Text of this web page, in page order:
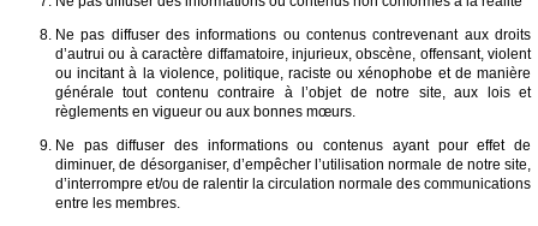
Ne pas diffuser des informations ou contenus contrevenant aux droits
d’autrui ou à caractère diffamatoire, injurieux, obscène, offensant, violent
ou incitant à la violence, politique, raciste ou xénophobe et de manière
générale tout contenu contraire à l’objet de notre site, aux lois et
règlements en vigueur ou aux bonnes mœurs.
Ne pas diffuser des informations ou contenus ayant pour effet de
diminuer, de désorganiser, d’empêcher l’utilisation normale de notre site,
d’interrompre et/ou de ralentir la circulation normale des communications
entre les membres.